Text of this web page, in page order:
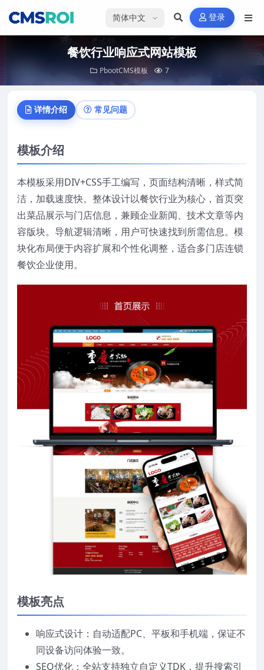
选择语言 登录
餐饮行业响应式网站模板
PbootCMS模板 7
详情介绍 常见问题
模板介绍
本模板采用DIV+CSS手工编写，页面结构清晰，样式简
洁，加载速度快。整体设计以餐饮行业为核心，首页突
出菜品展示与门店信息，兼顾企业新闻、技术文章等内
容版块。导航逻辑清晰，用户可快速找到所需信息。模
块化布局便于内容扩展和个性化调整，适合多门店连锁
餐饮企业使用。
模板亮点
响应式设计：自动适配PC、平板和手机端，保证不
同设备访问体验一致。
SEO优化：全站支持独立自定义TDK，提升搜索引